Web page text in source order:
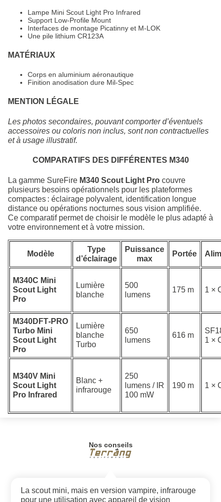
Lampe Mini Scout Light Pro Infrared
Support Low‑Profile Mount
Interfaces de montage Picatinny et M‑LOK
Une pile lithium CR123A
MATÉRIAUX
Corps en aluminium aéronautique
Finition anodisation dure Mil‑Spec
MENTION LÉGALE
Les photos secondaires, pouvant comporter d’éventuels
accessoires ou coloris non inclus, sont non contractuelles
et à usage illustratif.
COMPARATIFS DES DIFFÉRENTES M340
La gamme SureFire M340 Scout Light Pro couvre
plusieurs besoins opérationnels pour les plateformes
compactes : éclairage polyvalent, identification longue
distance ou opérations nocturnes sous vision amplifiée.
Ce comparatif permet de choisir le modèle le plus adapté à
votre environnement et à votre mission.
Modèle
Type
d’éclairage
Puissance
max
Portée
M340C Mini
Scout Light
Pro
Lumière
blanche
500
lumens
175 m 1 ×
M340DFT‑PRO
Turbo Mini
Scout Light
Pro
Lumière
blanche
Turbo
650
lumens
616 m
1 ×
M340V Mini
Scout Light
Pro Infrared
Blanc +
infrarouge
250
lumens / IR
100 mW
190 m 1 ×
Nos conseils
La scout mini, mais en version vampire, infrarouge
pour une utilisation avec appareil de vision